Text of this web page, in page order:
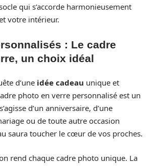
qui s’accorde harmonieusement
votre intérieur.
: Le cadre
un choix idéal
d’une idée cadeau unique et
photo en verre personnalisé est un
d’un anniversaire, d’une
ou de toute autre occasion
saura toucher le cœur de vos proches.
rend chaque cadre photo unique. La